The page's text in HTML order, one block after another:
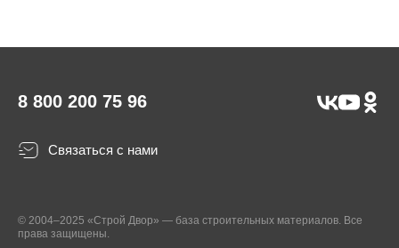
8 800 200 75 96
Связаться с нами
© 2004–2025 «Строй Двор» — база строительных материалов. Все
права защищены.